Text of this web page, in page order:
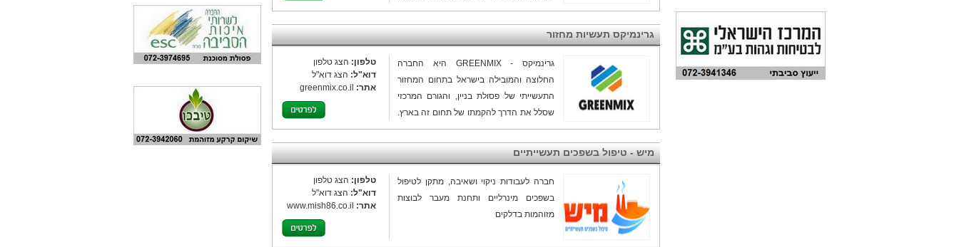
ב-2002 משמשת החברה כ-One Stop Shop
לאחריות תאגידית, היא מחלוצות התחום
בישראל ומחזיקה בראיה כוללת של כל תחומי
האחריות התאגידית והממשקים ביניהם.
לחברה סל שירותים רחב ומאחוריה מאות
פרויקטים שנוהלו עבור עשרות לקוחות מכל
ענפי המשק הישראלי ושיתופי פעולה עם
בתכנון אסטרטגי של פרויקטים חברתיים,
סביבתיים ואתיים, ניהול פרויקטים בפועל
גרינמיקס תעשיות מחזור
גרינמיקס - GREENMIX היא החברה
החלוצה והמובילה בישראל בתחום המחזור
התעשייתי של פסולת בניין, והגורם המרכזי
שסלל את הדרך להקמתו של תחום זה בארץ.
מאז הקמתה, גרינמיקס הפכה את פסולת
הבניין ממטרד סביבתי למשאב חיוני, איכותי
וזמין לענפי הבנייה, התשתיות והפיתוח.
גרינמיקס מיישמת תפיסת כלכלה מעגלית
מתקדמת, שבמרכזה ניצבת ההבנה כי לכל
חומר יש חיים נוספים. באמצעות מערכות
טלפון: הצג טלפון
דוא"ל: הצג דוא"ל
אתר: greenmix.co.il
מיש - טיפול בשפכים תעשייתיים
חברה לעבודות ניקוי ושאיבה, מתקן לטיפול
בשפכים מינרליים ותחנת מעבר לבוצות
מזוהמות בדלקים
טלפון: הצג טלפון
דוא"ל: הצג דוא"ל
אתר: www.mish86.co.il